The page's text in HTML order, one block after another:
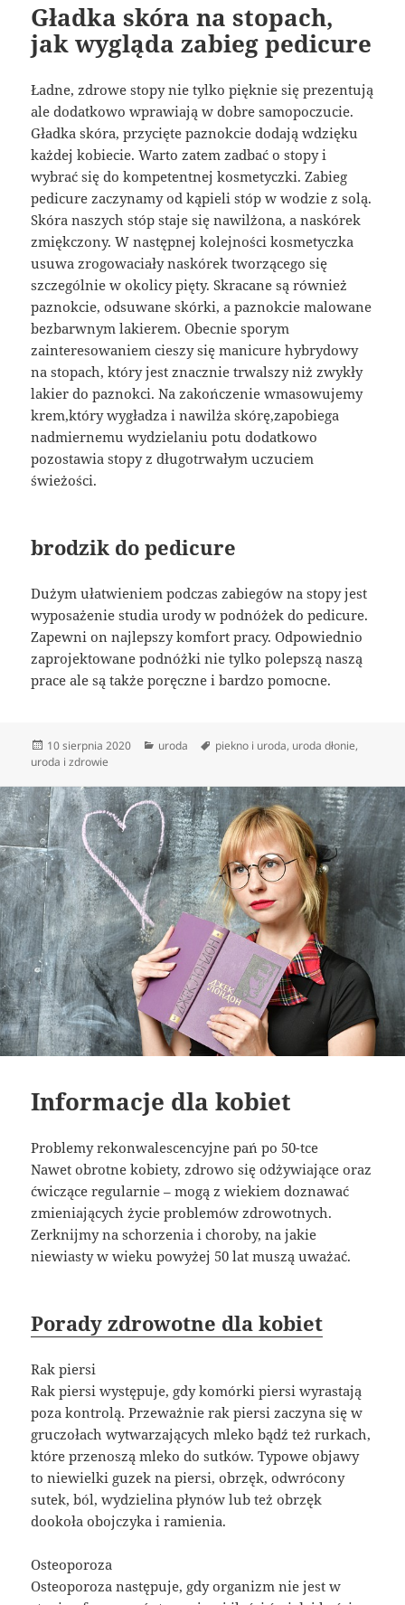
Gładka skóra na stopach,
jak wygląda zabieg pedicure
Ładne, zdrowe stopy nie tylko pięknie się prezentują
ale dodatkowo wprawiają w dobre samopoczucie.
Gładka skóra, przycięte paznokcie dodają wdzięku
każdej kobiecie. Warto zatem zadbać o stopy i
wybrać się do kompetentnej kosmetyczki. Zabieg
pedicure zaczynamy od kąpieli stóp w wodzie z solą.
Skóra naszych stóp staje się nawilżona, a naskórek
zmiękczony. W następnej kolejności kosmetyczka
usuwa zrogowaciały naskórek tworzącego się
szczególnie w okolicy pięty. Skracane są również
paznokcie, odsuwane skórki, a paznokcie malowane
bezbarwnym lakierem. Obecnie sporym
zainteresowaniem cieszy się manicure hybrydowy
na stopach, który jest znacznie trwalszy niż zwykły
lakier do paznokci. Na zakończenie wmasowujemy
krem,który wygładza i nawilża skórę,zapobiega
nadmiernemu wydzielaniu potu dodatkowo
pozostawia stopy z długotrwałym uczuciem
świeżości.
brodzik do pedicure
Dużym ułatwieniem podczas zabiegów na stopy jest
wyposażenie studia urody w podnóżek do pedicure.
Zapewni on najlepszy komfort pracy. Odpowiednio
zaprojektowane podnóżki nie tylko polepszą naszą
prace ale są także poręczne i bardzo pomocne.
Data
publikacji
10 sierpnia 2020 Kategorie
uroda Tagi
piekno i uroda, uroda dłonie,
uroda i zdrowie
Informacje dla kobiet
Problemy rekonwalescencyjne pań po 50-tce
Nawet obrotne kobiety, zdrowo się odżywiające oraz
ćwiczące regularnie – mogą z wiekiem doznawać
zmieniających życie problemów zdrowotnych.
Zerknijmy na schorzenia i choroby, na jakie
niewiasty w wieku powyżej 50 lat muszą uważać.
Porady zdrowotne dla kobiet
Rak piersi
Rak piersi występuje, gdy komórki piersi wyrastają
poza kontrolą. Przeważnie rak piersi zaczyna się w
gruczołach wytwarzających mleko bądź też rurkach,
które przenoszą mleko do sutków. Typowe objawy
to niewielki guzek na piersi, obrzęk, odwrócony
sutek, ból, wydzielina płynów lub też obrzęk
dookoła obojczyka i ramienia.
Osteoporoza
Osteoporoza następuje, gdy organizm nie jest w